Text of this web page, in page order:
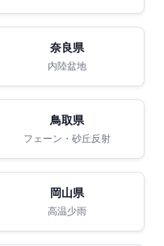
奈良県
内陸盆地
鳥取県
フェーン・砂丘反射
岡山県
高温少雨